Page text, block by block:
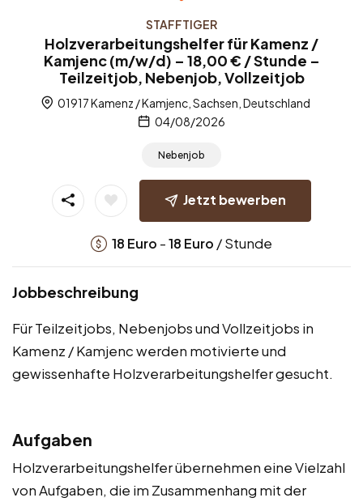
STAFFTIGER
Holzverarbeitungshelfer für Kamenz /
Kamjenc (m/w/d) – 18,00 € / Stunde –
Teilzeitjob, Nebenjob, Vollzeitjob
01917 Kamenz / Kamjenc, Sachsen, Deutschland
04/08/2026
Nebenjob
Jetzt bewerben
18 Euro -18 Euro / Stunde
Jobbeschreibung
Für Teilzeitjobs, Nebenjobs und Vollzeitjobs in
Kamenz / Kamjenc werden motivierte und
gewissenhafte Holzverarbeitungshelfer gesucht.
Aufgaben
Holzverarbeitungshelfer übernehmen eine Vielzahl
von Aufgaben, die im Zusammenhang mit der